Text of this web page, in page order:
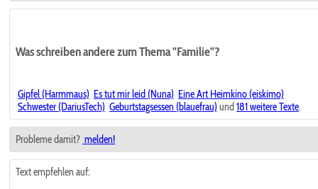
Was schreiben andere zum Thema "Familie"?
Gipfel (Harmmaus) Es tut mir leid (Nuna) Eine Art Heimkino (eiskimo)
Schwester (DariusTech) Geburtstagsessen (blauefrau) und 181 weitere Texte.
Probleme damit? melden!
Text empfehlen auf: